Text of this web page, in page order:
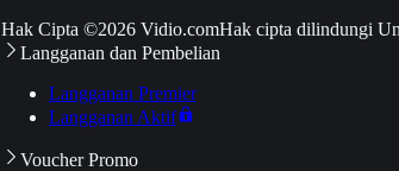
Hak Cipta ©2026 Vidio.comHak cipta dilindungi
Langganan dan Pembelian
Langganan Premier
Langganan Aktif
Voucher Promo